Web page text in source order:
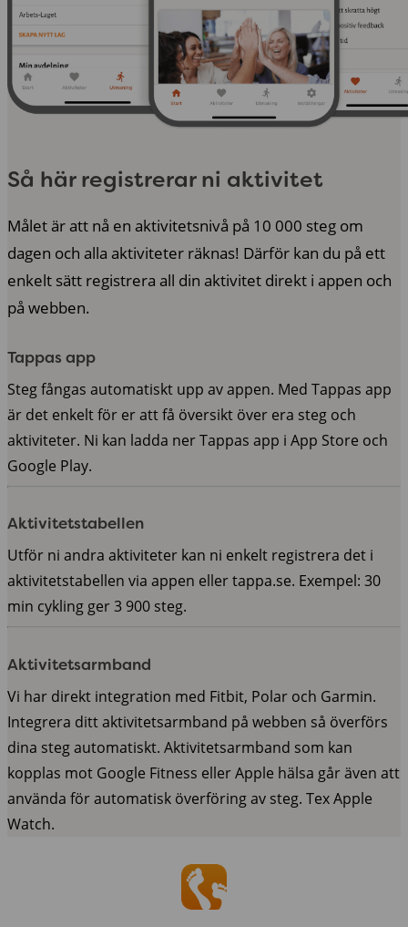
Så här registrerar ni aktivitet
Målet är att nå en aktivitetsnivå på 10 000 steg om
dagen och alla aktiviteter räknas! Därför kan du på ett
enkelt sätt registrera all din aktivitet direkt i appen och
på webben.
Tappas app
Steg fångas automatiskt upp av appen. Med Tappas app
är det enkelt för er att få översikt över era steg och
aktiviteter. Ni kan ladda ner Tappas app i App Store och
Google Play.
Aktivitetstabellen
Utför ni andra aktiviteter kan ni enkelt registrera det i
aktivitetstabellen via appen eller tappa.se. Exempel: 30
min cykling ger 3 900 steg.
Aktivitetsarmband
Vi har direkt integration med Fitbit, Polar och Garmin.
Integrera ditt aktivitetsarmband på webben så överförs
dina steg automatiskt. Aktivitetsarmband som kan
kopplas mot Google Fitness eller Apple hälsa går även att
använda för automatisk överföring av steg. Tex Apple
Watch.